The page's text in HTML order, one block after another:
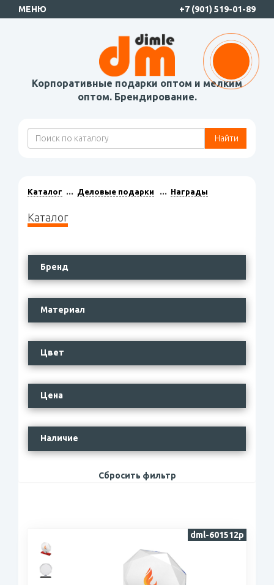
МЕНЮ +7 (901) 519-01-89
Корпоративные подарки оптом и мелким
оптом. Брендирование.
Найти
Каталог Деловые подарки Награды
Каталог
Бренд
Материал
Цвет
Цена
Наличие
Сбросить фильтр
dml-601512p